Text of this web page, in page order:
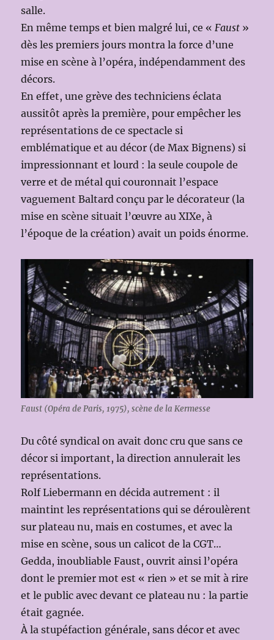
salle.
En même temps et bien malgré lui, ce « Faust »
dès les premiers jours montra la force d’une
mise en scène à l’opéra, indépendamment des
décors.
En effet, une grève des techniciens éclata
aussitôt après la première, pour empêcher les
représentations de ce spectacle si
emblématique et au décor (de Max Bignens) si
impressionnant et lourd : la seule coupole de
verre et de métal qui couronnait l’espace
vaguement Baltard conçu par le décorateur (la
mise en scène situait l’œuvre au XIXe, à
l’époque de la création) avait un poids énorme.
Faust (Opéra de Paris, 1975), scène de la Kermesse
Du côté syndical on avait donc cru que sans ce
décor si important, la direction annulerait les
représentations.
Rolf Liebermann en décida autrement : il
maintint les représentations qui se déroulèrent
sur plateau nu, mais en costumes, et avec la
mise en scène, sous un calicot de la CGT…
Gedda, inoubliable Faust, ouvrit ainsi l’opéra
dont le premier mot est « rien » et se mit à rire
et le public avec devant ce plateau nu : la partie
était gagnée.
À la stupéfaction générale, sans décor et avec